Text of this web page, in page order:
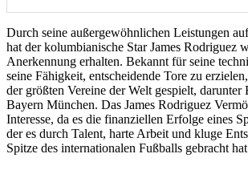
Durch seine außergewöhnlichen Leistungen
hat der kolumbianische Star James Rodriguez
Anerkennung erhalten. Bekannt für seine
seine Fähigkeit, entscheidende Tore zu
der größten Vereine der Welt gespielt, darunter
Bayern München. Das James Rodriguez
Interesse, da es die finanziellen Erfolge eines
der es durch Talent, harte Arbeit und kluge
Spitze des internationalen Fußballs gebracht